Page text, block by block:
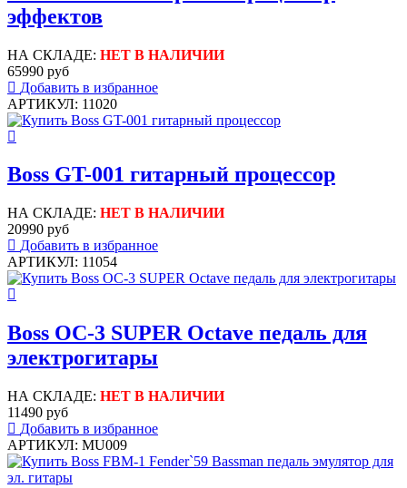
эффектов
НА СКЛАДЕ: НЕТ В НАЛИЧИИ
65990 руб
Добавить в избранное
АРТИКУЛ: 11020
Boss GT-001 гитарный процессор
НА СКЛАДЕ: НЕТ В НАЛИЧИИ
20990 руб
Добавить в избранное
АРТИКУЛ: 11054
Boss OC-3 SUPER Octave педаль для
электрогитары
НА СКЛАДЕ: НЕТ В НАЛИЧИИ
11490 руб
Добавить в избранное
АРТИКУЛ: MU009